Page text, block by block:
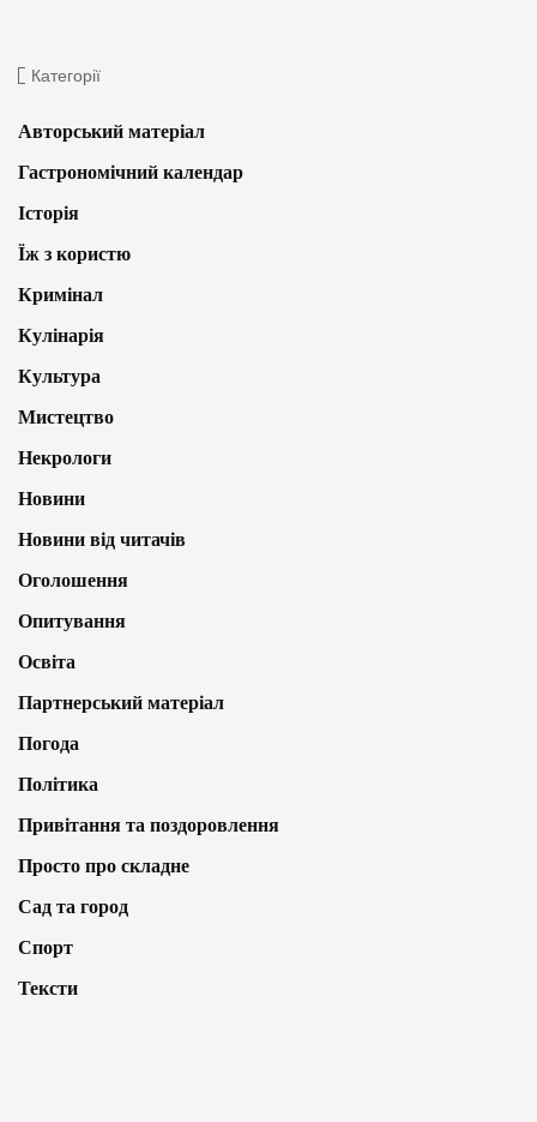
Категорії
Авторський матеріал
Гастрономічний календар
Історія
Їж з користю
Кримінал
Кулінарія
Культура
Мистецтво
Некрологи
Новини
Новини від читачів
Оголошення
Опитування
Освіта
Партнерський матеріал
Погода
Політика
Привітання та поздоровлення
Просто про складне
Сад та город
Спорт
Тексти